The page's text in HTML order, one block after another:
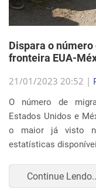
Dispara o
fronteira EUA-
21/01/2023 20:52 |
O número de
Estados Unidos e
o maior já visto
estatísticas
Continue